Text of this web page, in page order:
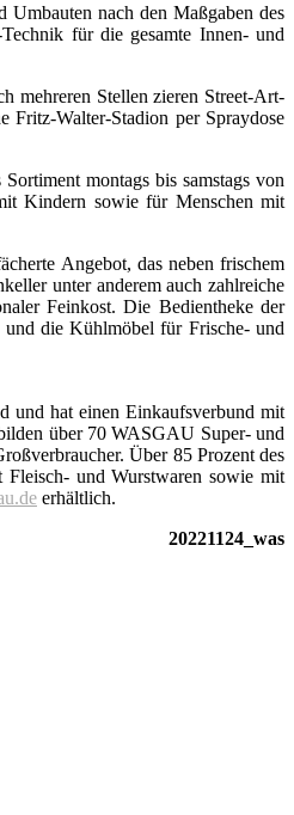
nach den Maßgaben des
für die gesamte Innen- und
mehreren Stellen zieren Street-Art-
Walter-Stadion per Spraydose
montags bis samstags von
Kindern sowie für Menschen mit
Angebot, das neben frischem
unter anderem auch zahlreiche
Feinkost. Die Bedientheke der
die Kühlmöbel für Frische- und
und hat einen Einkaufsverbund mit
über 70 WASGAU Super- und
Über 85 Prozent des
Fleisch- und Wurstwaren sowie mit
erhältlich.
20221124_was